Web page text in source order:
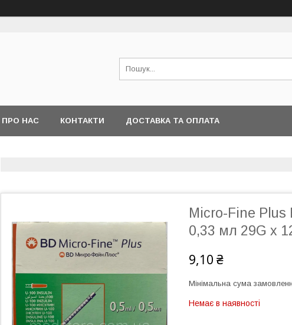
ПРО НАС КОНТАКТИ ДОСТАВКА ТА ОПЛАТА
Micro-Fine Plus
0,33 мл 29G x
9,10 ₴
Мінімальна сума
Немає в наявності